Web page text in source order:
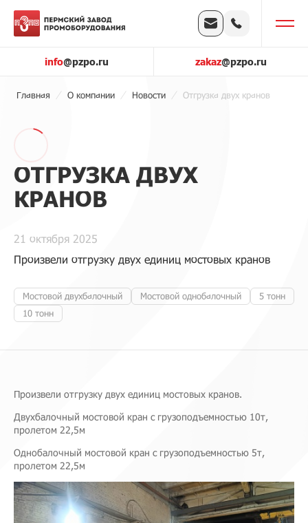
info@pzpo.ru zakaz@pzpo.ru
Главная О компании Новости Отгрузка двух кранов
ОТГРУЗКА ДВУХ
КРАНОВ
21 октября 2025
Произвели отгрузку двух единиц мостовых кранов
Мостовой двухбалочный Мостовой однобалочный
5 тонн
10 тонн
Произвели отгрузку двух единиц мостовых кранов.
Двухбалочный мостовой кран с грузоподъемностью 10т,
пролетом 22,5м
Однобалочный мостовой кран с грузоподъемностью 5т,
пролетом 22,5м